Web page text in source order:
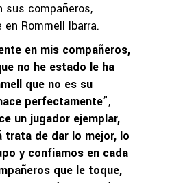
sus compañeros,
Rommell Ibarra.
en mis compañeros,
no he estado le ha
que no es su
perfectamente”,
un jugador ejemplar,
trata de dar lo mejor, lo
y confiamos en cada
que le toque,